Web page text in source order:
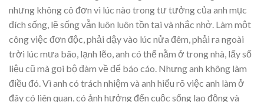
nhưng không cô đơn vì lúc nào trong tư tưởng của anh mục
đích sống, lẽ sống vẫn luôn luôn tồn tại và nhắc nhở. Làm một
công việc đơn độc, phải dậy vào lúc nửa đêm, phải ra ngoài
trời lúc mưa bão, lạnh lẽo, anh có thể nằm ở trong nhà, lấy số
liệu cũ mà gọi bộ đàm về để báo cáo. Nhưng anh không làm
điều đó. Vì anh có trách nhiệm và anh hiểu rõ việc anh làm ở
đây có liên quan, có ảnh hưởng đến cuộc sống lao động và